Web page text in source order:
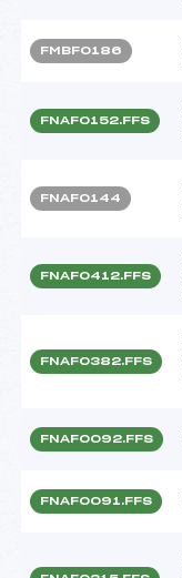
FMBF0186
FNAF0152.FFS
FNAF0144
FNAF0412.FFS
FNAF0382.FFS
FNAF0092.FFS
FNAF0091.FFS